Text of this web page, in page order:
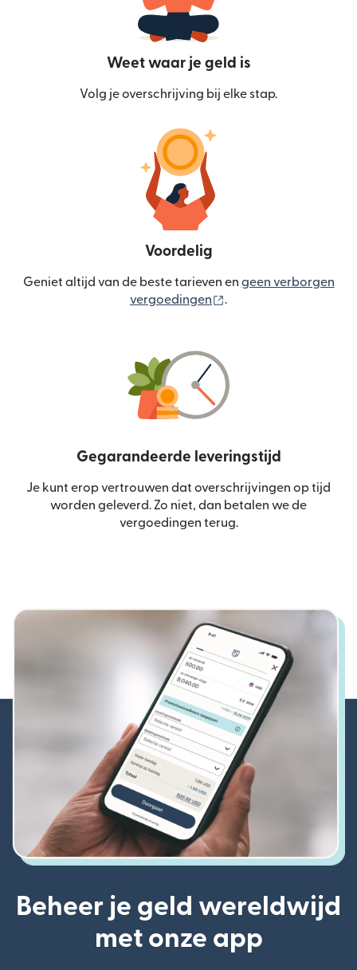
Weet waar je geld is
Volg je overschrijving bij elke stap.
Voordelig
Geniet altijd van de beste tarieven en geen verborgen
vergoedingen
.
Gegarandeerde leveringstijd
Je kunt erop vertrouwen dat overschrijvingen op tijd
worden geleverd. Zo niet, dan betalen we de
vergoedingen terug.
Beheer je geld wereldwijd
met onze app